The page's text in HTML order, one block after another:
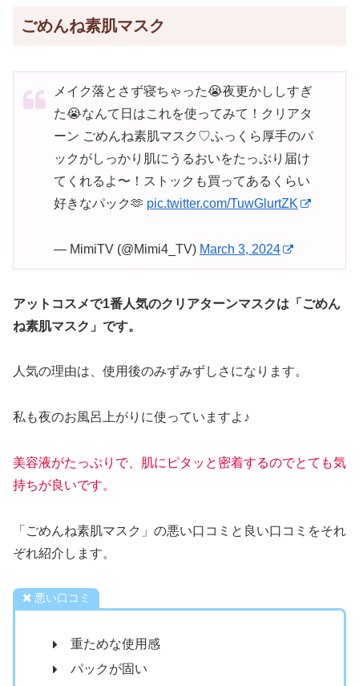
ごめんね素肌マスク
メイク落とさず寝ちゃった😭夜更かししすぎ
た😭なんて日はこれを使ってみて！クリアタ
ーン ごめんね素肌マスク♡ふっくら厚手のパ
ックがしっかり肌にうるおいをたっぷり届け
てくれるよ〜！ストックも買ってあるくらい
好きなパック🫶 pic.twitter.com/TuwGlurtZK
— MimiTV (@Mimi4_TV) March 3, 2024
アットコスメで1番人気のクリアターンマスクは「ごめん
ね素肌マスク」です。
人気の理由は、使用後のみずみずしさになります。
私も夜のお風呂上がりに使っていますよ♪
美容液がたっぷりで、肌にピタッと密着するのでとても気
持ちが良いです。
「ごめんね素肌マスク」の悪い口コミと良い口コミをそれ
ぞれ紹介します。
悪い口コミ
重ためな使用感
パックが固い